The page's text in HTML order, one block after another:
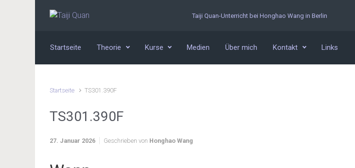
Zum Hauptinhalt springen Taiji Quan-Unterricht bei Honghao Wang in Berlin
Startseite Theorie Kurse Medien Über mich Kontakt Links
Startseite TS301.390F
TS301.390F
27. Januar 2026 Geschrieben von Honghao Wang